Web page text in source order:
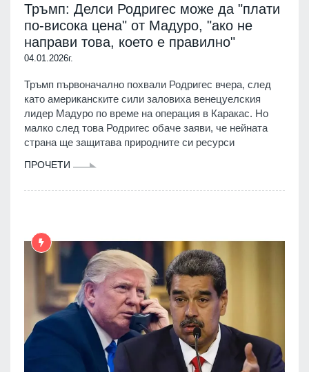
Тръмп: Делси Родригес може да "плати
по-висока цена" от Мадуро, "ако не
направи това, което е правилно"
04.01.2026г.
Тръмп първоначално похвали Родригес вчера, след
като американските сили заловиха венецуелския
лидер Мадуро по време на операция в Каракас. Но
малко след това Родригес обаче заяви, че нейната
страна ще защитава природните си ресурси
ПРОЧЕТИ